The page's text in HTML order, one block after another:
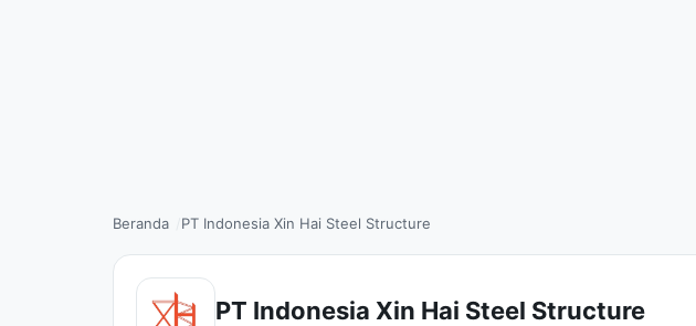
Beranda PT Indonesia Xin Hai Steel Structure
PT Indonesia Xin Hai Steel Structure